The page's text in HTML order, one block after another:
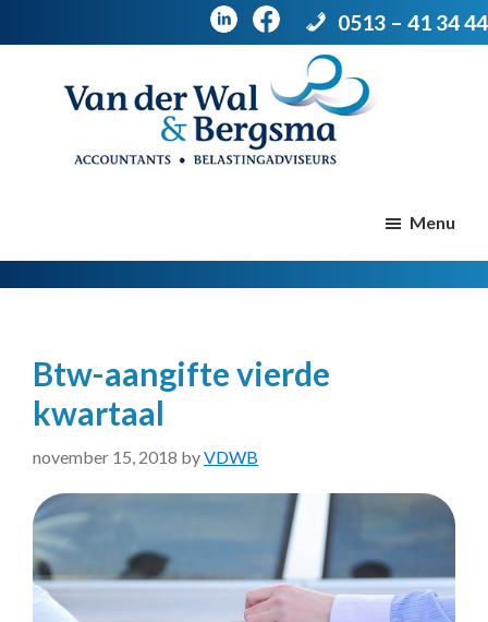
0513 – 41 34 44
Menu
Btw-aangifte vierde
kwartaal
november 15, 2018 byVDWB